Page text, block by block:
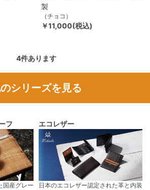
製
（チョコ）
￥11,000(税込)
4件あります
シリーズを見る
フ
国産グレー
エコレザー
日本のエコレザー認定された革と内装